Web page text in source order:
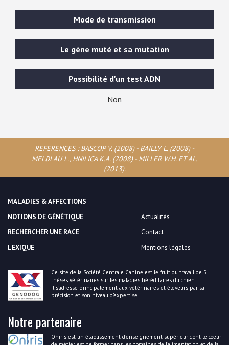
Mode de transmission
Le gène muté et sa mutation
Possibilité d'un test ADN
Non
REFERENCES : BASCOP V. (2008) - BAILLY L. (2008) -
MELDLAU L., HNILICA K.A. (2008) - MILLER W.H. ET AL.
(2013).
MALADIES & AFFECTIONS
NOTIONS DE GÉNÉTIQUE
RECHERCHER UNE RACE
LEXIQUE
Actualités
Contact
Mentions légales
Ce site de la Société Centrale Canine est le fruit du travail de 5
thèses vétérinaires sur les maladies héréditaires du chien.
Il s’adresse principalement aux vétérinaires et éleveurs par sa
précision et son niveau d’expertise.
Notre partenaire
Oniris est un établissement d’enseignement supérieur dont le coeur